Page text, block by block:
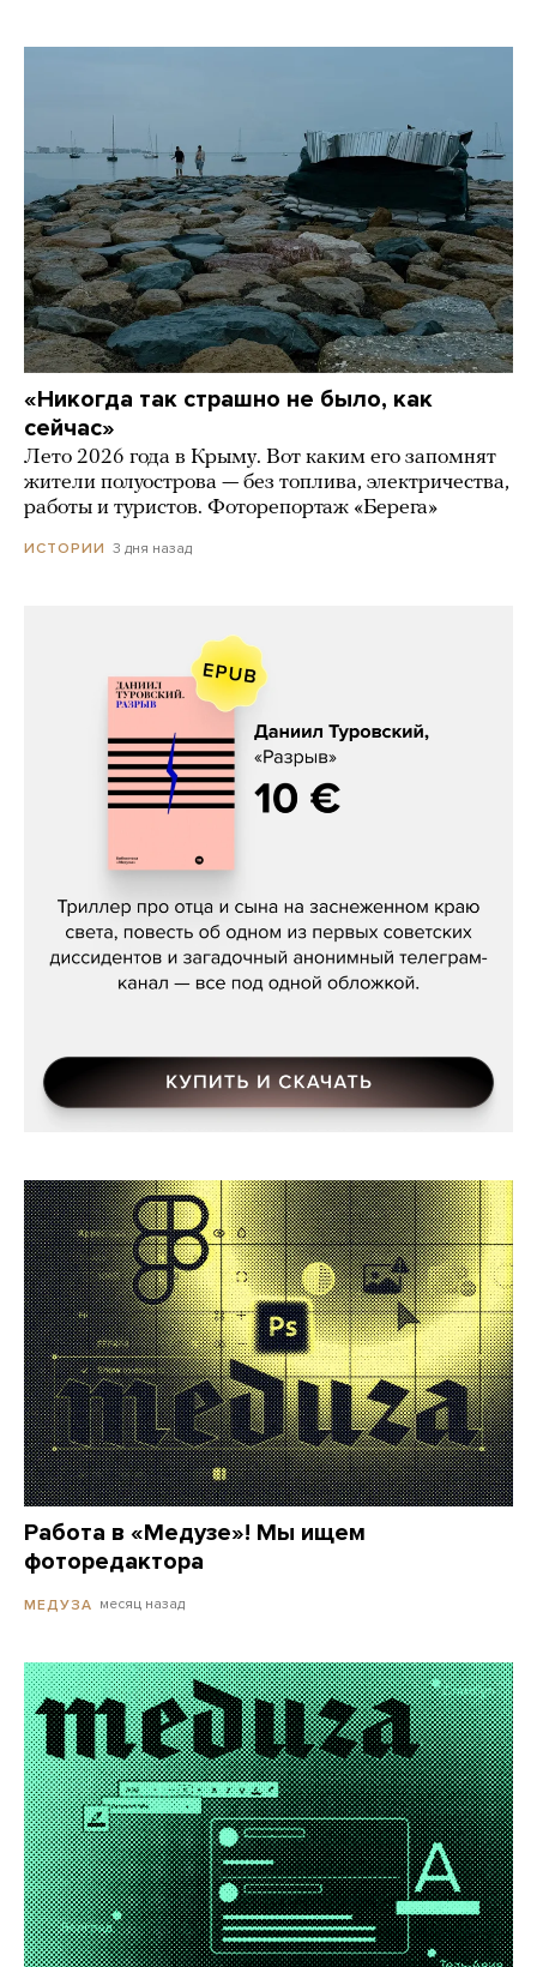
«Никогда так страшно не было, как
сейчас»
Лето 2026 года в Крыму. Вот каким его запомнят
жители полуострова — без топлива, электричества,
работы и туристов. Фоторепортаж «Берега»
ИСТОРИИ 3 дня назад
Даниил Туровский, «Разрыв»
Работа в «Медузе»! Мы ищем
фоторедактора
МЕДУЗА месяц назад